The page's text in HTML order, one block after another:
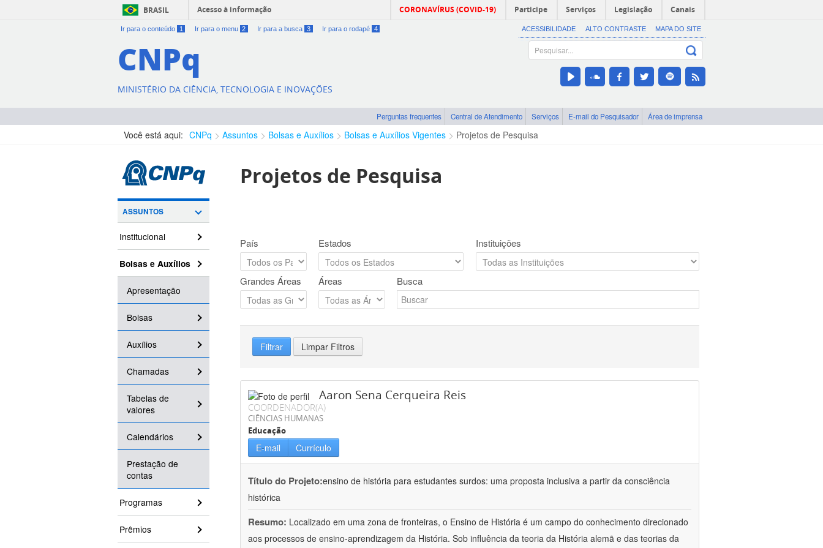
BRASIL Acesso à informação CORONAVÍRUS (COVID-19) Participe Serviços Legislação Canais
Ir para o conteúdo 1 Ir para o menu 2 Ir para a busca 3 Ir para o rodapé 4 ACESSIBILIDADE ALTO CONTRASTE MAPA DO SITE
CNPq
MINISTÉRIO DA CIÊNCIA, TECNOLOGIA E INOVAÇÕES
Perguntas frequentes Central de Atendimento Serviços E-mail do Pesquisador Área de imprensa
Você está aqui: CNPq Assuntos Bolsas e Auxílios Bolsas e Auxílios Vigentes Projetos de Pesquisa
ASSUNTOS
Institucional
Bolsas e Auxílios
Apresentação
Bolsas
Auxílios
Chamadas
Tabelas de
valores
Calendários
Prestação de
contas
Programas
Prêmios
Projetos de Pesquisa
País Estados Instituições
Grandes Áreas Áreas Busca
Filtrar Limpar Filtros
Aaron Sena Cerqueira Reis
COORDENADOR(A)
CIÊNCIAS HUMANAS
Educação
E-mail Currículo
Título do Projeto:ensino de história para estudantes surdos: uma proposta inclusiva a partir da consciência
histórica
Resumo: Localizado em uma zona de fronteiras, o Ensino de História é um campo do conhecimento direcionado
aos processos de ensino-aprendizagem da História. Sob influência da teoria da História alemã e das teorias da